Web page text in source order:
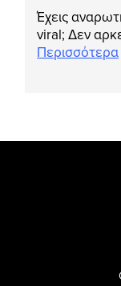
Έχεις
viral; Δεν
Περισσότερα